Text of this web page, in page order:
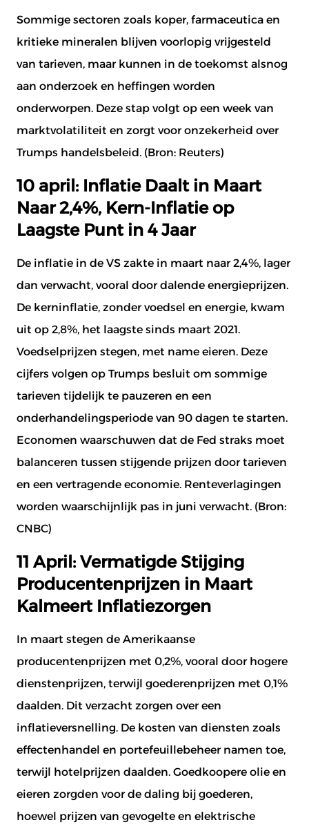
Sommige sectoren zoals koper, farmaceutica en
kritieke mineralen blijven voorlopig vrijgesteld
van tarieven, maar kunnen in de toekomst alsnog
aan onderzoek en heffingen worden
onderworpen. Deze stap volgt op een week van
marktvolatiliteit en zorgt voor onzekerheid over
Trumps handelsbeleid. (Bron: Reuters)
10 april: Inflatie Daalt in Maart
Naar 2,4%, Kern-Inflatie op
Laagste Punt in 4 Jaar
De inflatie in de VS zakte in maart naar 2,4%, lager
dan verwacht, vooral door dalende energieprijzen.
De kerninflatie, zonder voedsel en energie, kwam
uit op 2,8%, het laagste sinds maart 2021.
Voedselprijzen stegen, met name eieren. Deze
cijfers volgen op Trumps besluit om sommige
tarieven tijdelijk te pauzeren en een
onderhandelingsperiode van 90 dagen te starten.
Economen waarschuwen dat de Fed straks moet
balanceren tussen stijgende prijzen door tarieven
en een vertragende economie. Renteverlagingen
worden waarschijnlijk pas in juni verwacht. (Bron:
CNBC)
11 April: Vermatigde Stijging
Producentenprijzen in Maart
Kalmeert Inflatiezorgen
In maart stegen de Amerikaanse
producentenprijzen met 0,2%, vooral door hogere
dienstenprijzen, terwijl goederenprijzen met 0,1%
daalden. Dit verzacht zorgen over een
inflatieversnelling. De kosten van diensten zoals
effectenhandel en portefeuillebeheer namen toe,
terwijl hotelprijzen daalden. Goedkoopere olie en
eieren zorgden voor de daling bij goederen,
hoewel prijzen van gevogelte en elektrische
Document aanvragen
Naam*
E-mail*
Meld je aan voor de nieuwsbrief
Naam*